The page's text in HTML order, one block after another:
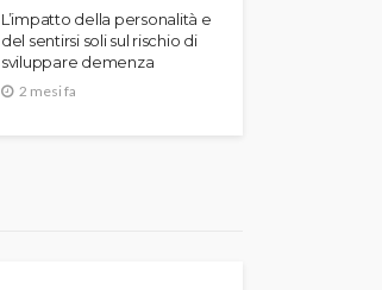
L’impatto della personalità e
del sentirsi soli sul rischio di
sviluppare demenza
2 mesi fa